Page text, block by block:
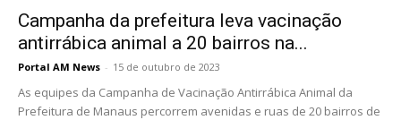
Campanha da prefeitura leva vacinação
antirrábica animal a 20 bairros na...
Portal AM News - 15 de outubro de 2023
As equipes da Campanha de Vacinação Antirrábica Animal da
Prefeitura de Manaus percorrem avenidas e ruas de 20 bairros de